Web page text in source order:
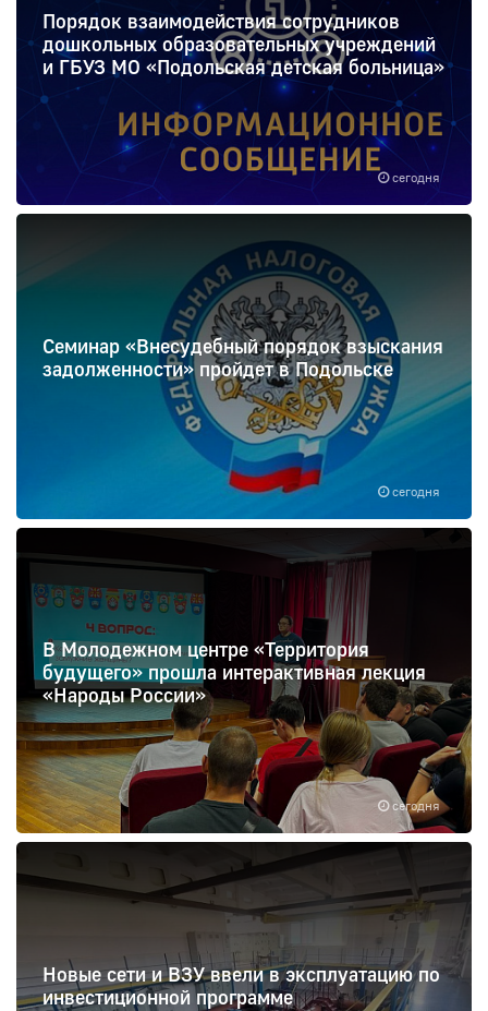
сегодня
Порядок взаимодействия сотрудников
дошкольных образовательных учреждений
и ГБУЗ МО «Подольская детская больница»
сегодня
Семинар «Внесудебный порядок взыскания
задолженности» пройдет в Подольске
сегодня
В Молодежном центре «Территория
будущего» прошла интерактивная лекция
«Народы России»
Новые сети и ВЗУ ввели в эксплуатацию по
инвестиционной программе